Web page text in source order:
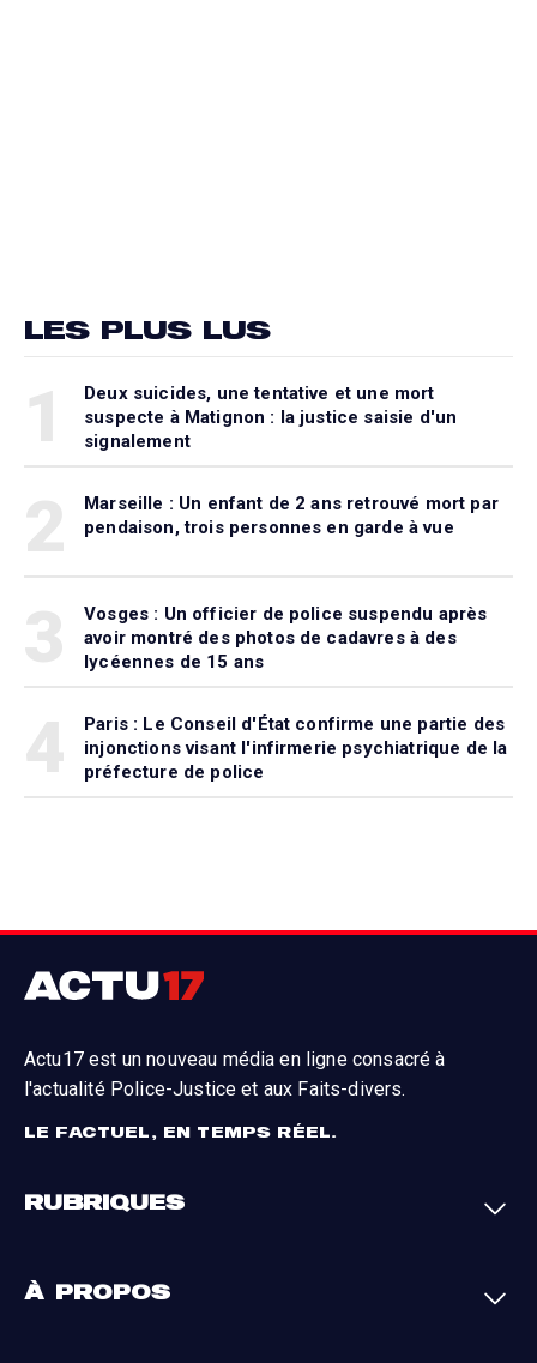
LES PLUS LUS
Deux suicides, une tentative et une mort
suspecte à Matignon : la justice saisie d'un
signalement
Marseille : Un enfant de 2 ans retrouvé mort par
pendaison, trois personnes en garde à vue
Vosges : Un officier de police suspendu après
avoir montré des photos de cadavres à des
lycéennes de 15 ans
Paris : Le Conseil d'État confirme une partie des
injonctions visant l'infirmerie psychiatrique de la
préfecture de police
Actu17 est un nouveau média en ligne consacré à
l'actualité Police-Justice et aux Faits-divers.
LE FACTUEL, EN TEMPS RÉEL.
RUBRIQUES
À PROPOS